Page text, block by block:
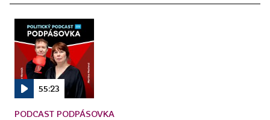
55:23
PODCAST PODPÁSOVKA